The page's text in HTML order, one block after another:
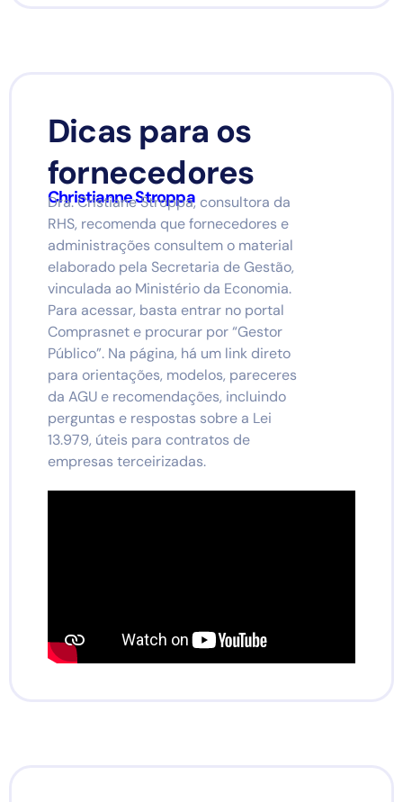
Dicas para os
fornecedores
Christianne Stroppa
Dra. Cristiane Stroppa, consultora da
RHS, recomenda que fornecedores e
administrações consultem o material
elaborado pela Secretaria de Gestão,
vinculada ao Ministério da Economia.
Para acessar, basta entrar no portal
Comprasnet e procurar por “Gestor
Público”. Na página, há um link direto
para orientações, modelos, pareceres
da AGU e recomendações, incluindo
perguntas e respostas sobre a Lei
13.979, úteis para contratos de
empresas terceirizadas.